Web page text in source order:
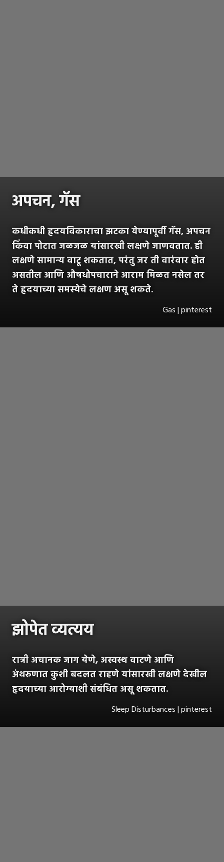
अपचन, गॅस
कधीकधी हृदयविकाराचा झटका येण्यापूर्वी गॅस, अपचन
किंवा पोटात जळजळ यांसारखी लक्षणे जाणवतात. ही
लक्षणे सामान्य वाटू शकतात, परंतु जर ती वारंवार होत
असतील आणि औषधोपचाराने आराम मिळत नसेल तर
ते हृदयाच्या समस्येचे लक्षण असू शकते.
Gas | pinterest
झोपेत व्यत्यय
रात्री अचानक जाग येणे, अस्वस्थ वाटणे आणि
अंथरुणात कुशी बदलत राहणे यांसारखी लक्षणे देखील
हृदयाच्या आरोग्याशी संबंधित असू शकतात.
Sleep Disturbances | pinterest